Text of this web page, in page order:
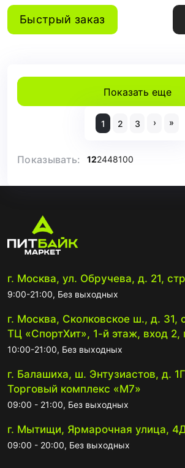
Быстрый заказ
Показать еще
1 2 3 › »
Показывать: 122448100
г. Москва, ул. Обручева, д. 21,
9:00-21:00, Без выходных
г. Москва, Сколковское ш., д. 31,
ТЦ «СпортХит», 1-й этаж, вход 2,
10:00-21:00, Без выходных
г. Балашиха, ш. Энтузиастов, д.
Торговый комплекс «М7»
09:00 - 21:00, Без выходных
г. Мытищи, Ярмарочная улица,
09:00 - 20:00, Без выходных